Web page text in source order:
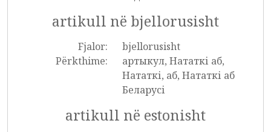
artikull në bjellorusisht
Fjalor:
bjellorusisht
Përkthime:
артыкул, Нататкі аб,
Нататкі, аб, Нататкі аб
Беларусі
artikull në estonisht